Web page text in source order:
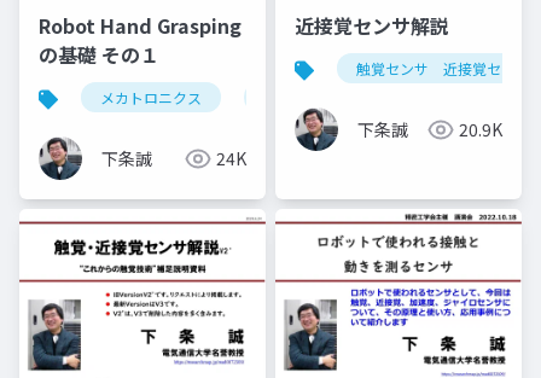
Robot Hand Grasping
の基礎 その１
メカトロニクス
下条誠 24K
近接覚センサ解説
触覚センサ 近接覚センサ
下条誠 20.9K